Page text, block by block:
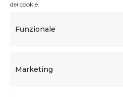
dei cookie.
Funzionale
Marketing
Cookie Policy (UE)